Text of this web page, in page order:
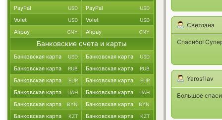
Светлана
Спасибо!
Yaros1lav
Большое
PayPal USD PayPal USD
Volet USD Volet USD
Alipay CNY Alipay CNY
Банковские счета и карты
Банковская карта USD Банковская карта USD
Банковская карта RUB Банковская карта RUB
Банковская карта EUR Банковская карта EUR
Банковская карта UAH Банковская карта UAH
Банковская карта BYN Банковская карта BYN
Банковская карта KZT Банковская карта KZT